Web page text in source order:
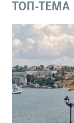
ТОП-ТЕМА